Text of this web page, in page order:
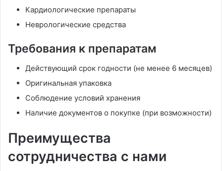
Кардиологические препараты
Неврологические средства
Требования к препаратам
Действующий срок годности (не менее 6 месяцев)
Оригинальная упаковка
Соблюдение условий хранения
Наличие документов о покупке (при возможности)
Преимущества
сотрудничества с нами